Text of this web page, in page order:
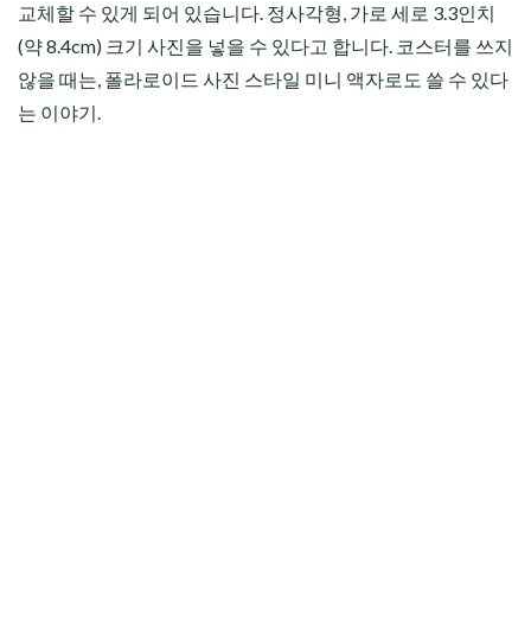
교체할 수 있게 되어 있습니다. 정사각형, 가로 세로 3.3인치
(약 8.4cm) 크기 사진을 넣을 수 있다고 합니다. 코스터를 쓰지
않을 때는, 폴라로이드 사진 스타일 미니 액자로도 쓸 수 있다
는 이야기.